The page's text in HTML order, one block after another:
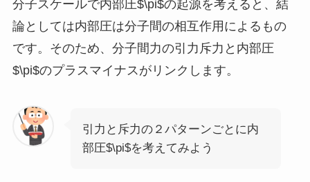
分子スケールで内部圧$\pi$の起源を考えると、結
論としては内部圧は分子間の相互作用によるもの
です。そのため、分子間力の引力斥力と内部圧
$\pi$のプラスマイナスがリンクします。
引力と斥力の２パターンごとに内
部圧$\pi$を考えてみよう